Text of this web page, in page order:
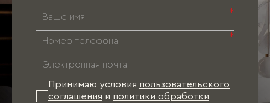
*
*
Принимаю условия пользовательского
соглашения и политики обработки